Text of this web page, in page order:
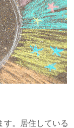
す。居住している